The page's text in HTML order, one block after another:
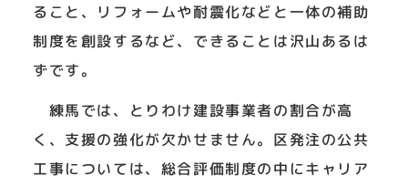
ること、リフォームや耐震化などと一体の補助
制度を創設するなど、できることは沢山あるは
ずです。
練馬では、とりわけ建設事業者の割合が高
く、支援の強化が欠かせません。区発注の公共
工事については、総合評価制度の中にキャリア